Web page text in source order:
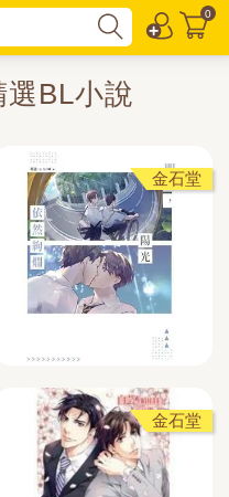
0
BL小說
金石堂
金石堂